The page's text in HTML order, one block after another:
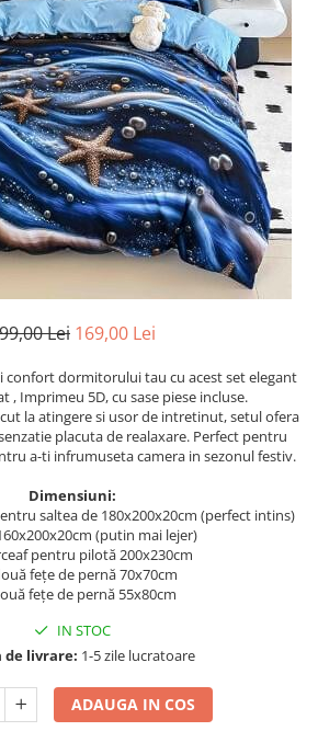
Poplin 2
Poplin,
Satinat 2
Premium 3D,
Iepure, 6
Collection
Cu
Regal,
King Size
Lei 169,00 Lei
confort dormitorului tau cu acest set elegant
, Imprimeu 5D, cu sase piese incluse.
la atingere si usor de intretinut, setul ofera
placuta de realaxare. Perfect pentru
a-ti infrumuseta camera in sezonul festiv.
Dimensiuni:
saltea de 180x200x20cm (perfect intins)
(putin mai lejer)
pentru pilotă 200x230cm
fețe de pernă 70x70cm
fețe de pernă 55x80cm
IN STOC
de livrare: 1-5 zile lucratoare
ADAUGA IN COS